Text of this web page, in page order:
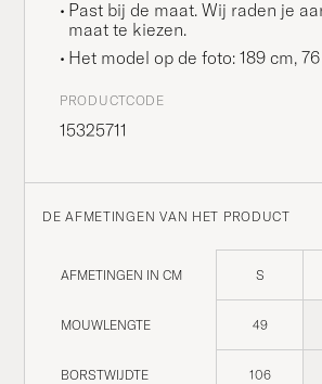
Past bij de maat. Wij raden je
maat te kiezen.
Het model op de foto: 189 cm,
PRODUCTCODE
15325711
DE AFMETINGEN VAN HET PRODUCT
AFMETINGEN IN CM S
MOUWLENGTE 49
BORSTWIJDTE 106